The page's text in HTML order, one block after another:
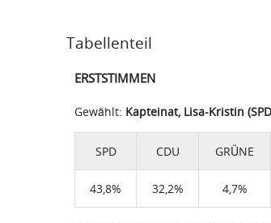
Tabellenteil
ERSTSTIMMEN
Gewählt: Kapteinat, Lisa-Kristin
SPD CDU GRÜNE
43,8% 32,2% 4,7%